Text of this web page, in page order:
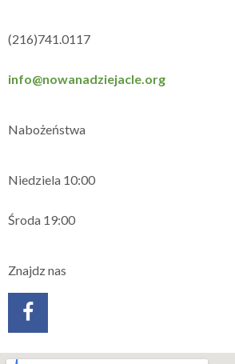
(216)741.0117
info@nowanadziejacle.org
Nabożeństwa
Niedziela 10:00
Środa 19:00
Znajdz nas